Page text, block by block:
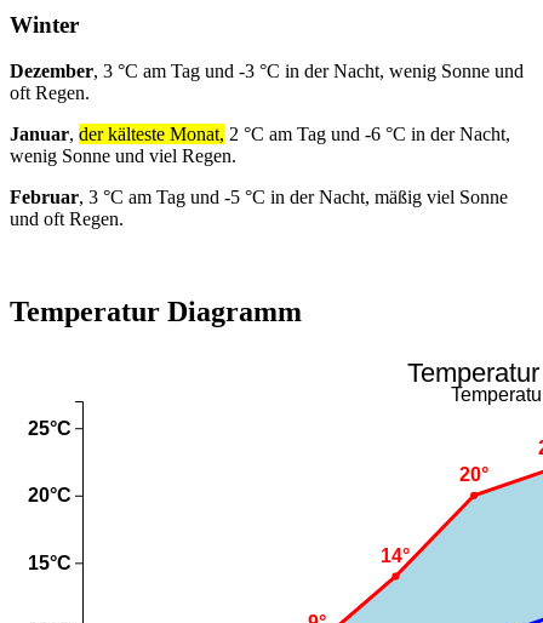
Winter
Dezember, 3 °C am Tag und -3 °C in der Nacht, wenig Sonne und
oft Regen.
Januar, der kälteste Monat, 2 °C am Tag und -6 °C in der Nacht,
wenig Sonne und viel Regen.
Februar, 3 °C am Tag und -5 °C in der Nacht, mäßig viel Sonne
und oft Regen.
Temperatur Diagramm